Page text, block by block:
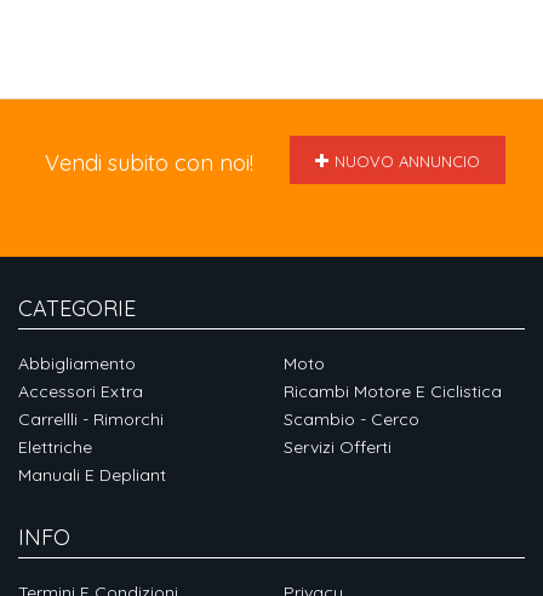
Vendi subito con noi! NUOVO ANNUNCIO
CATEGORIE
Abbigliamento
Accessori Extra
Carrellli - Rimorchi
Elettriche
Manuali E Depliant
Moto
Ricambi Motore E Ciclistica
Scambio - Cerco
Servizi Offerti
INFO